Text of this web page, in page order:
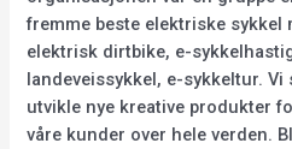
fremme beste elektriske sykkel
elektrisk dirtbike, e-
landeveissykkel, e-sykkeltur.
utvikle nye kreative produkter
våre kunder over hele verden.